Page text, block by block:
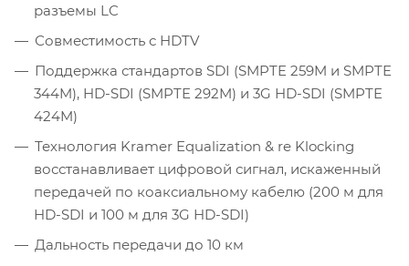
разъемы LC
Совместимость с HDTV
Поддержка стандартов SDI (SMPTE 259M и SMPTE
344M), HD-SDI (SMPTE 292M) и 3G HD-SDI (SMPTE
424M)
Технология Kramer Equalization & re Klocking
восстанавливает цифровой сигнал, искаженный
передачей по коаксиальному кабелю (200 м для
HD-SDI и 100 м для 3G HD-SDI)
Дальность передачи до 10 км